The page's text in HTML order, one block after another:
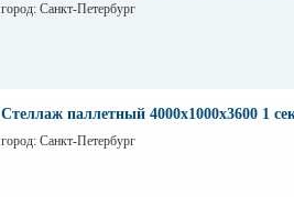
город: Санкт-Петербург
Стеллаж паллетный 4000х1000х3600 1
город: Санкт-Петербург